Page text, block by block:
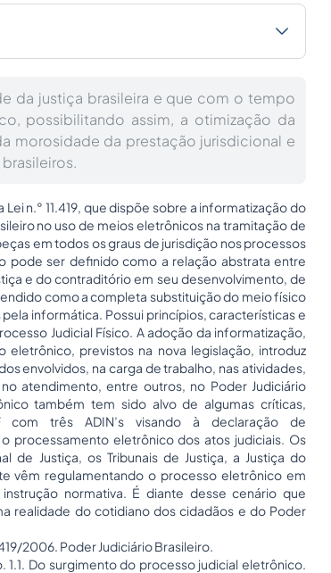
da justiça brasileira e que com o tempo
possibilitando assim, a otimização da
morosidade da prestação jurisdicional e
n.° 11.419, que dispõe sobre a informatização do
no uso de meios eletrônicos na tramitação de
em todos os graus de jurisdição nos processos
pode ser definido como a relação abstrata entre
e do contraditório em seu desenvolvimento, de
como a completa substituição do meio físico
informática. Possui princípios, características e
Judicial Físico. A adoção da informatização,
previstos na nova legislação, introduz
envolvidos, na carga de trabalho, nas atividades,
atendimento, entre outros, no Poder Judiciário
também tem sido alvo de algumas críticas,
três ADIN’s visando à declaração de
processamento eletrônico dos atos judiciais. Os
de Justiça, os Tribunais de Justiça, a Justiça do
vêm regulamentando o processo eletrônico em
normativa. É diante desse cenário que
realidade do cotidiano dos cidadãos e do Poder
2006. Poder Judiciário Brasileiro.
Do surgimento do processo judicial eletrônico.